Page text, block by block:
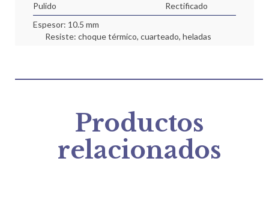
Pulido
Rectificado
Espesor: 10.5 mm
Resiste: choque térmico, cuarteado, heladas
Productos
relacionados